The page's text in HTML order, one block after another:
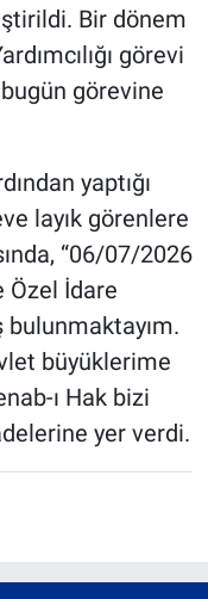
Bir dönem
görevi
görevine
yaptığı
layık görenlere
“06/07/2026
Özel İdare
büyüklerime
ı Hak bizi
yer verdi.